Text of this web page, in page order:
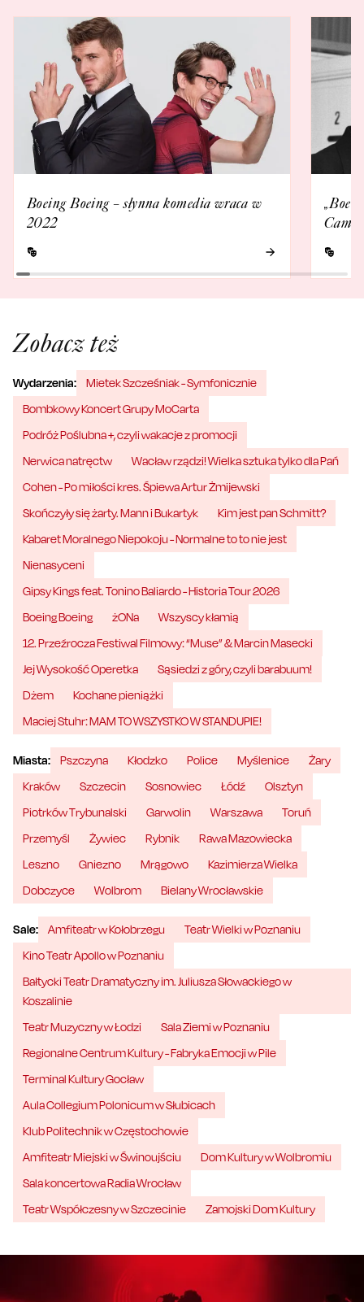
Boeing Boeing – słynna komedia wraca w
2022
Zobacz też
Wydarzenia:
Mietek Szcześniak - Symfonicznie
Bombkowy Koncert Grupy MoCarta
Podróż Poślubna +, czyli wakacje z promocji
Nerwica natręctw
Wacław rządzi! Wielka sztuka tylko dla Pań
Cohen - Po miłości kres. Śpiewa Artur Żmijewski
Skończyły się żarty. Mann i Bukartyk
Kim jest pan Schmitt?
Kabaret Moralnego Niepokoju - Normalne to to nie jest
Nienasyceni
Gipsy Kings feat. Tonino Baliardo - Historia Tour 2026
Boeing Boeing
żONa
Wszyscy kłamią
12. Przeźrocza Festiwal Filmowy: “Muse” & Marcin Masecki
Jej Wysokość Operetka
Sąsiedzi z góry, czyli barabuum!
Dżem
Kochane pieniążki
Maciej Stuhr: MAM TO WSZYSTKO W STANDUPIE!
Miasta: Pszczyna Kłodzko Police Myślenice
Żary
Kraków
Szczecin Sosnowiec Łódź
Olsztyn
Piotrków Trybunalski
Garwolin Warszawa
Toruń
Przemyśl
Żywiec Rybnik
Rawa Mazowiecka
Leszno
Gniezno Mrągowo
Kazimierza Wielka
Dobczyce
Wolbrom Bielany Wrocławskie
Sale: Amfiteatr w Kołobrzegu
Teatr Wielki w Poznaniu
Kino Teatr Apollo w Poznaniu
Bałtycki Teatr Dramatyczny im. Juliusza Słowackiego w
Koszalinie
Teatr Muzyczny w Łodzi
Sala Ziemi w Poznaniu
Regionalne Centrum Kultury - Fabryka Emocji w Pile
Terminal Kultury Gocław
Aula Collegium Polonicum w Słubicach
Klub Politechnik w Częstochowie
Amfiteatr Miejski w Świnoujściu
Dom Kultury w Wolbromiu
Sala koncertowa Radia Wrocław
Teatr Współczesny w Szczecinie
Zamojski Dom Kultury